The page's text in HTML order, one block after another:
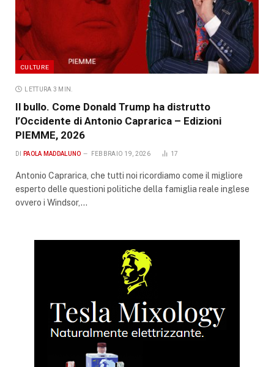
CULTURE
LETTURA 3 MIN.
Il bullo. Come Donald Trump ha distrutto
l’Occidente di Antonio Caprarica – Edizioni
PIEMME, 2026
DI PAOLA MADDALUNO FEBBRAIO 19, 2026 17
Antonio Caprarica, che tutti noi ricordiamo come il migliore
esperto delle questioni politiche della famiglia reale inglese
ovvero i Windsor,…